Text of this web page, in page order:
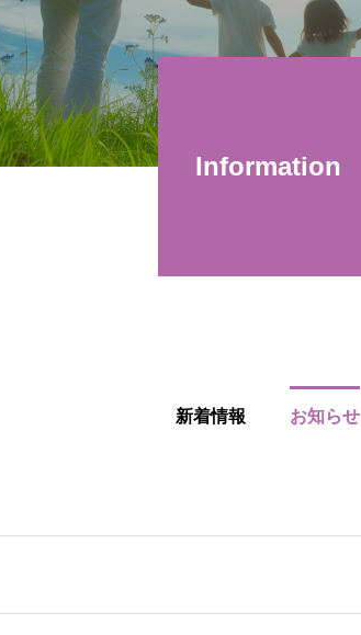
Information
新着情報 お知らせ